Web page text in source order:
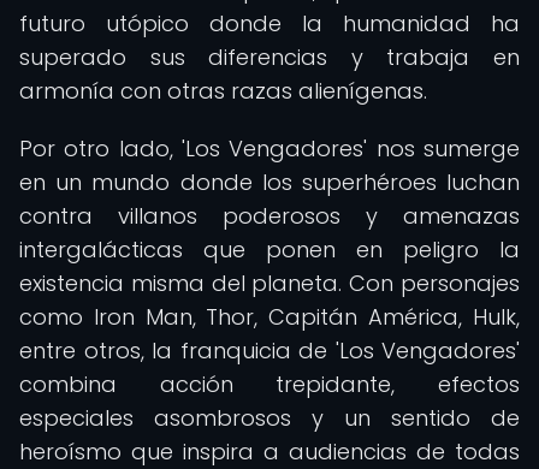
futuro utópico donde la humanidad ha
superado sus diferencias y trabaja en
armonía con otras razas alienígenas.
Por otro lado, 'Los Vengadores' nos sumerge
en un mundo donde los superhéroes luchan
contra villanos poderosos y amenazas
intergalácticas que ponen en peligro la
existencia misma del planeta. Con personajes
como Iron Man, Thor, Capitán América, Hulk,
entre otros, la franquicia de 'Los Vengadores'
combina acción trepidante, efectos
especiales asombrosos y un sentido de
heroísmo que inspira a audiencias de todas